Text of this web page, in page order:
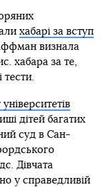
хабарі за вступ
визнала
хабара за те,
тести.
дітей багатих
суд в Сан-
Дівчата
у справедливій